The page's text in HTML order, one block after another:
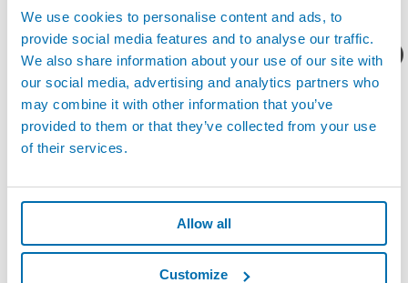
We use cookies to personalise content and ads, to
provide social media features and to analyse our traffic.
We also share information about your use of our site with
our social media, advertising and analytics partners who
may combine it with other information that you’ve
provided to them or that they’ve collected from your use
of their services.
Allow all
Customize
航空航天
生产监控
柔性非接触式测量
手动检具以及SPC软件
自动测量机和定制应用
您想要了解什么呢？